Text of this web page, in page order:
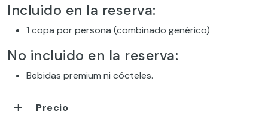
Incluido en la reserva:
1 copa por persona (combinado genérico)
No incluido en la reserva:
Bebidas premium ni cócteles.
Precio